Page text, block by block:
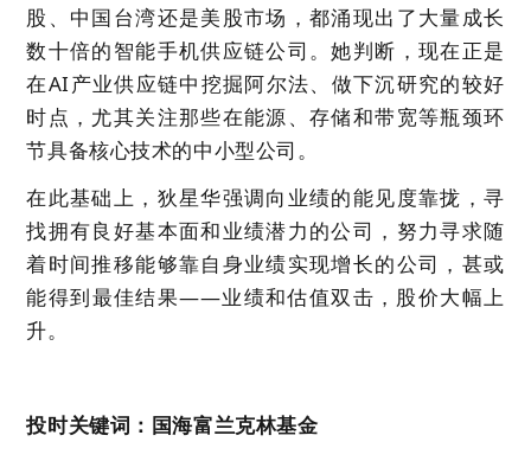
股、中国台湾还是美股市场，都涌现出了大量成长
数十倍的智能手机供应链公司。她判断，现在正是
在AI产业供应链中挖掘阿尔法、做下沉研究的较好
时点，尤其关注那些在能源、存储和带宽等瓶颈环
节具备核心技术的中小型公司。
在此基础上，狄星华强调向业绩的能见度靠拢，寻
找拥有良好基本面和业绩潜力的公司，努力寻求随
着时间推移能够靠自身业绩实现增长的公司，甚或
能得到最佳结果——业绩和估值双击，股价大幅上
升。
投时关键词：国海富兰克林基金